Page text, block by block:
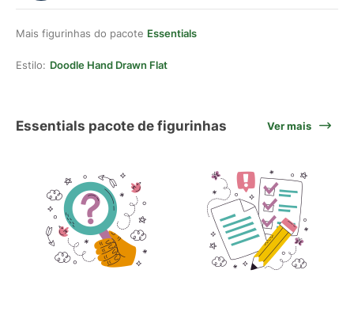
Mais figurinhas do pacote Essentials
Estilo: Doodle Hand Drawn Flat
Essentials pacote de figurinhas Ver mais